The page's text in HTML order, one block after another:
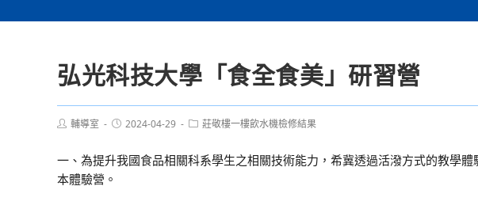
弘光科技大學「食全食美」研習營
Post輔導室
Post2024-04-29
Post莊敬樓一樓飲水機檢修結果
一、為提升我國食品相關科系學生之相關技術能力，希冀透過活潑方式的教學
本體驗營。